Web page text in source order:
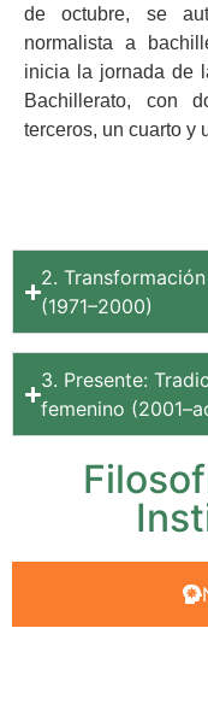
de octubre, se
normalista a
inicia la jornada de
Bachillerato, con
terceros, un cuarto y
2.
(1971–2000)
3. Presente:
femenino